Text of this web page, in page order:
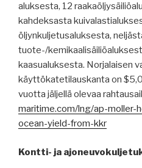
aluksesta, 12
kahdeksasta
öljynkuljetusaluksesta,
tuote-/
kaasualuksesta. Norjalaisen
käyttökatetilauskanta on
vuotta jäljellä olevaa
maritime.com/lng/ap-moller-
ocean-yield-from-kkr
Kontti- ja